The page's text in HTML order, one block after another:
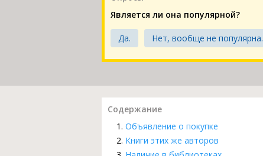
Является ли она популярной?
Да. Нет, вообще не популярна.
Содержание
Объявление о покупке
Книги этих же авторов